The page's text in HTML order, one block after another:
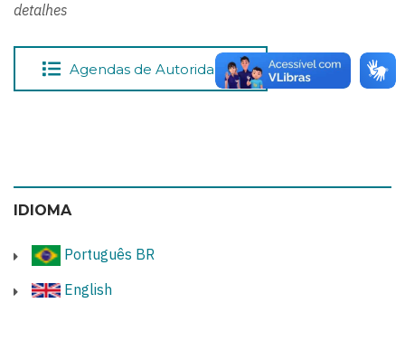
detalhes
Agendas de Autoridades
IDIOMA
Português BR
English